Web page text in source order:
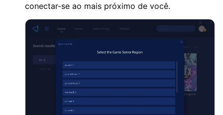
conectar-se ao mais próximo de você.